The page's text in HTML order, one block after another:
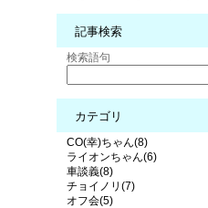
記事検索
検索語句
カテゴリ
CO(幸)ちゃん(8)
ライオンちゃん(6)
車談義(8)
チョイノリ(7)
オフ会(5)